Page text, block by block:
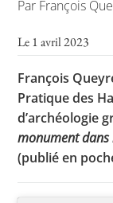
Par François
Le 1 avril 2023
François
Pratique des
d’archéologie
monument dans
(publié en